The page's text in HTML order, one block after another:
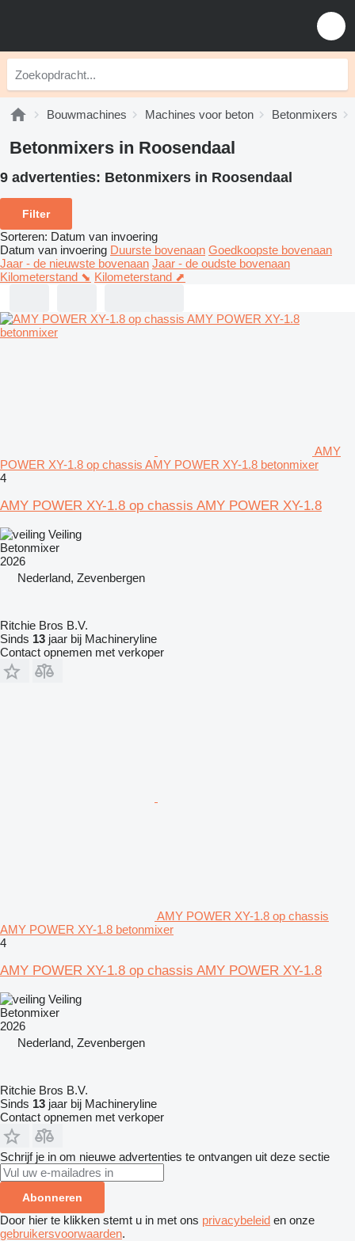
Bouwmachines Machines voor beton Betonmixers
Betonmixers in Roosendaal
9 advertenties: Betonmixers in Roosendaal
Filter
Sorteren: Datum van invoering
Datum van invoering Duurste bovenaan Goedkoopste bovenaan
Jaar - de nieuwste bovenaan Jaar - de oudste bovenaan
Kilometerstand ⬊ Kilometerstand ⬈
AMY
POWER XY-1.8 op chassis AMY POWER XY-1.8 betonmixer
4
AMY POWER XY-1.8 op chassis AMY POWER XY-1.8
Veiling
Betonmixer
2026
Nederland, Zevenbergen
Ritchie Bros B.V.
Sinds 13 jaar bij Machineryline
Contact opnemen met verkoper
AMY POWER XY-1.8 op chassis
AMY POWER XY-1.8 betonmixer
4
AMY POWER XY-1.8 op chassis AMY POWER XY-1.8
Veiling
Betonmixer
2026
Nederland, Zevenbergen
Ritchie Bros B.V.
Sinds 13 jaar bij Machineryline
Contact opnemen met verkoper
Schrijf je in om nieuwe advertenties te ontvangen uit deze sectie
Abonneren
Door hier te klikken stemt u in met ons privacybeleid en onze
gebruikersvoorwaarden.